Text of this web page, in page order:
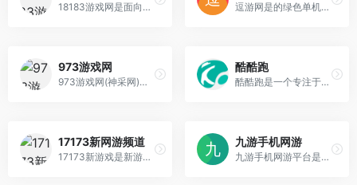
18183游戏网是面向手机游戏玩家的综合门户，提供有趣有态度的最新手游内容。 逗游网是的绿色单机游戏下载基地，提供单机游戏、网络游戏、好玩的手机游戏一键下载，自动安装，绿色安全！逗游网让您轻松玩游戏！
973游戏网
973游戏网(神采网)为您提供好玩的手机游戏以及绿色安全的安卓软件
酷酷跑
酷酷跑是一个专注于安卓手机游戏的互动平台，主要功能是为玩家提供游戏下载、推荐和社交服务。
17173新网游频道
17173新游戏是新游戏资讯站，提供网络游戏测试表、网络游戏人气排行榜，好玩的网络游戏试玩评测推荐
九游手机网游
九游手机网游平台是一个专业的移动游戏分发和社区交流平台，属于阿里巴巴集团旗下的产品。